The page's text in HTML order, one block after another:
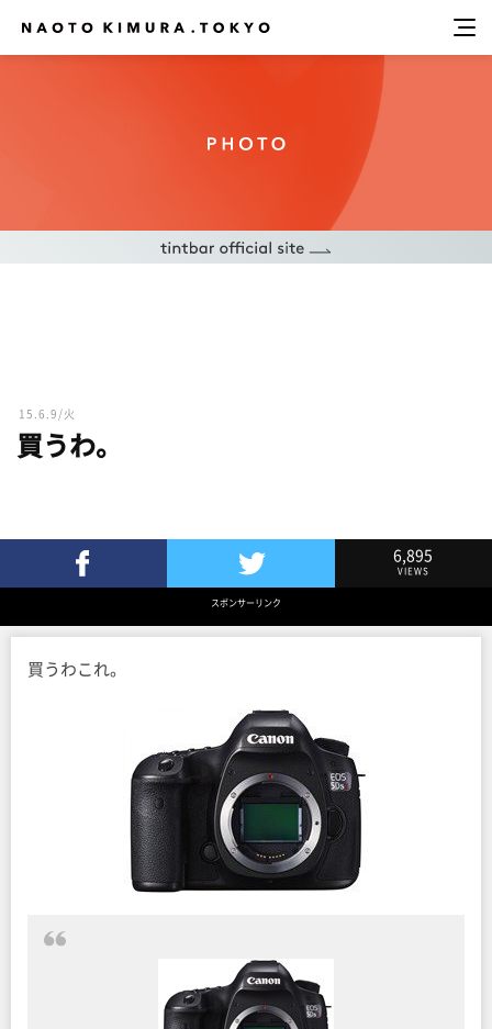
15.6.9/火
買うわ。
Twitterでツイート
6,895
VIEWS
スポンサーリンク
買うわこれ。